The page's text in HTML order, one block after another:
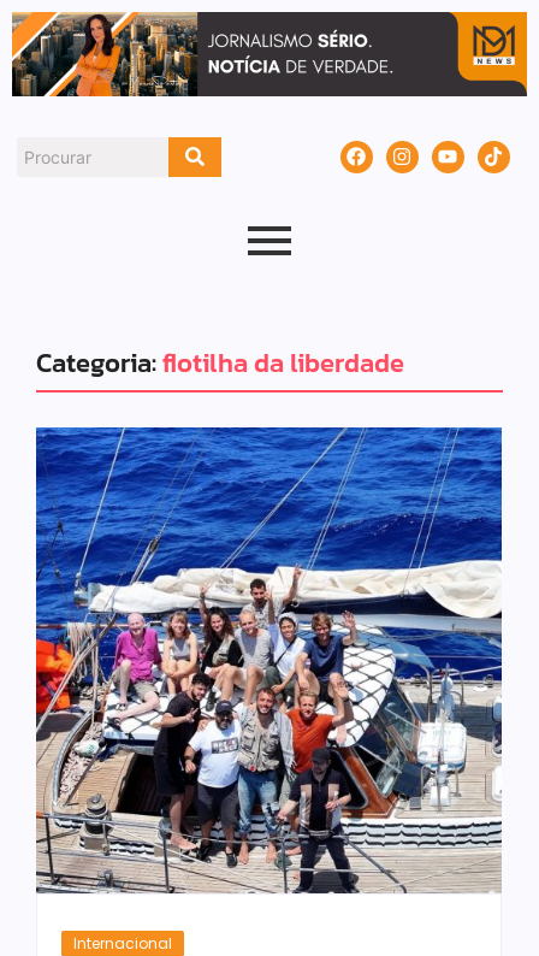
Categoria:flotilha da liberdade
Internacional